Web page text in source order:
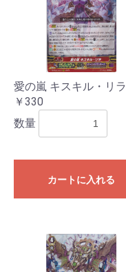
愛の嵐 キスキル・リラ
￥330
数量
カートに入れる